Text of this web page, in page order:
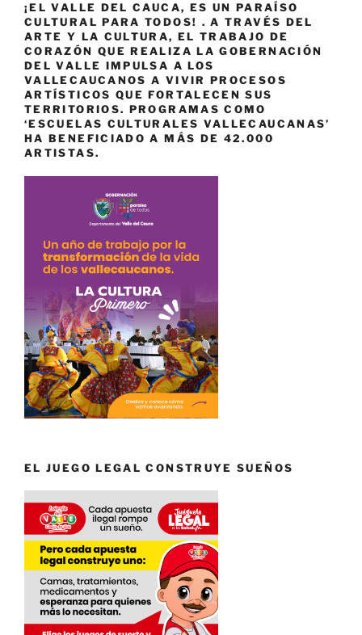
¡EL VALLE DEL CAUCA, ES UN PARAÍSO
CULTURAL PARA TODOS! . A TRAVÉS DEL
ARTE Y LA CULTURA, EL TRABAJO DE
CORAZÓN QUE REALIZA LA GOBERNACIÓN
DEL VALLE IMPULSA A LOS
VALLECAUCANOS A VIVIR PROCESOS
ARTÍSTICOS QUE FORTALECEN SUS
TERRITORIOS. PROGRAMAS COMO
‘ESCUELAS CULTURALES VALLECAUCANAS’
HA BENEFICIADO A MÁS DE 42.000
ARTISTAS.
EL JUEGO LEGAL CONSTRUYE SUEÑOS